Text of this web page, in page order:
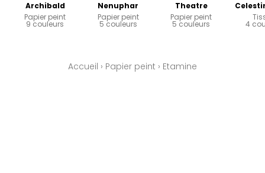
Archibald
Papier peint
9 couleurs
Nenuphar
Papier peint
5 couleurs
Theatre
Papier peint
5 couleurs 4
Accueil › Papier peint › Etamine